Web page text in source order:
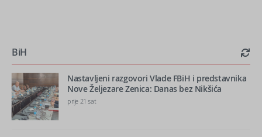
BiH
Nastavljeni razgovori Vlade FBiH i predstavnika
Nove Željezare Zenica: Danas bez Nikšića
prije 21 sat